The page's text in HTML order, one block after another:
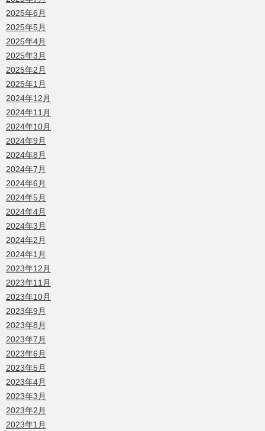
2025年6月
2025年5月
2025年4月
2025年3月
2025年2月
2025年1月
2024年12月
2024年11月
2024年10月
2024年9月
2024年8月
2024年7月
2024年6月
2024年5月
2024年4月
2024年3月
2024年2月
2024年1月
2023年12月
2023年11月
2023年10月
2023年9月
2023年8月
2023年7月
2023年6月
2023年5月
2023年4月
2023年3月
2023年2月
2023年1月